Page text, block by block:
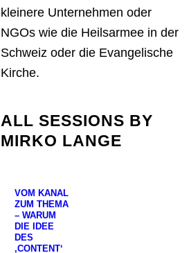
kleinere Unternehmen oder
NGOs wie die Heilsarmee in der
Schweiz oder die Evangelische
Kirche.
ALL SESSIONS BY
MIRKO LANGE
VOM KANAL
ZUM THEMA
– WARUM
DIE IDEE
DES
‚CONTENT‘